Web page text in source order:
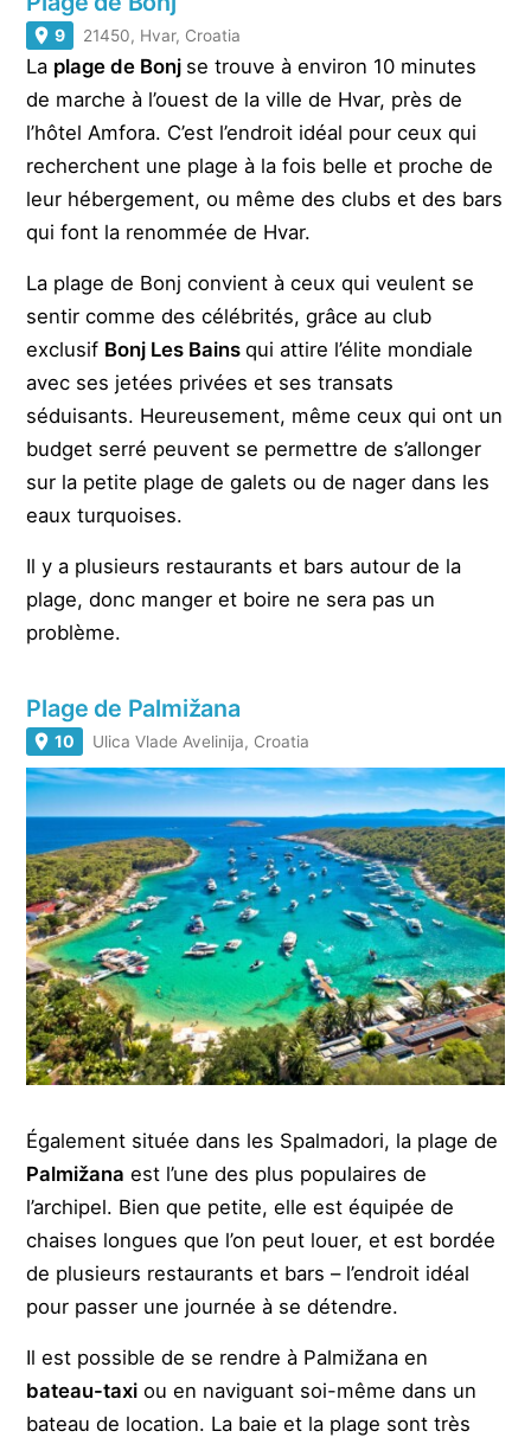
9 21450, Hvar, Croatia
La plage de Bonj se trouve à environ 10 minutes
de marche à l’ouest de la ville de Hvar, près de
l’hôtel Amfora. C’est l’endroit idéal pour ceux qui
recherchent une plage à la fois belle et proche de
leur hébergement, ou même des clubs et des bars
qui font la renommée de Hvar.
La plage de Bonj convient à ceux qui veulent se
sentir comme des célébrités, grâce au club
exclusif Bonj Les Bainsqui attire l’élite mondiale
avec ses jetées privées et ses transats
séduisants. Heureusement, même ceux qui ont un
budget serré peuvent se permettre de s’allonger
sur la petite plage de galets ou de nager dans les
eaux turquoises.
Il y a plusieurs restaurants et bars autour de la
plage, donc manger et boire ne sera pas un
problème.
Plage de Palmižana
10 Ulica Vlade Avelinija, Croatia
Également située dans les Spalmadori, la plage de
Palmižana est l’une des plus populaires de
l’archipel. Bien que petite, elle est équipée de
chaises longues que l’on peut louer, et est bordée
de plusieurs restaurants et bars – l’endroit idéal
pour passer une journée à se détendre.
Il est possible de se rendre à Palmižana en
bateau-taxi ou en naviguant soi-même dans un
bateau de location. La baie et la plage sont très